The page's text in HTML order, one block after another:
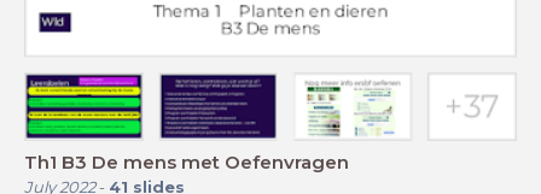
Th1 B3 De mens met Oefenvragen
July 2022- 41 slides